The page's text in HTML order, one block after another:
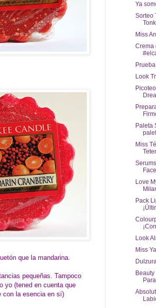
que la mandarina.
pequeñas. Tampoco
yo (tened en cuenta que
con la esencia en sí)
Ya
Sorteo
Miss
Crema
Look
Paleta
Miss
Love
Pack
Look
Miss